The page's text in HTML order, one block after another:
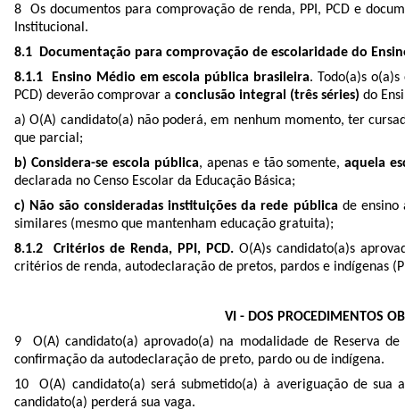
8 Os documentos para comprovação de renda, PPI, PCD e
Institucional.
8.1 Documentação para comprovação de escolaridade do
8.1.1 Ensino Médio em escola pública brasileira. Todo(a)s o(a)s
PCD) deverão comprovar a conclusão integral (três séries) do
a) O(A) candidato(a) não poderá, em nenhum momento, ter
que parcial;
b) Considera-se escola pública, apenas e tão somente,aquela
declarada no Censo Escolar da Educação Básica;
c) Não são consideradas instituições da rede pública de ensino
similares (mesmo que mantenham educação gratuita);
8.1.2 Critérios de Renda, PPI, PCD. O(A)s candidato(a)s
critérios de renda, autodeclaração de pretos, pardos e indígenas
VI - DOS PROCEDIMENTOS
9 O(A) candidato(a) aprovado(a) na modalidade de Reserva
confirmação da autodeclaração de preto, pardo ou de indígena.
10 O(A) candidato(a) será submetido(a) à averiguação de sua
candidato(a) perderá sua vaga.